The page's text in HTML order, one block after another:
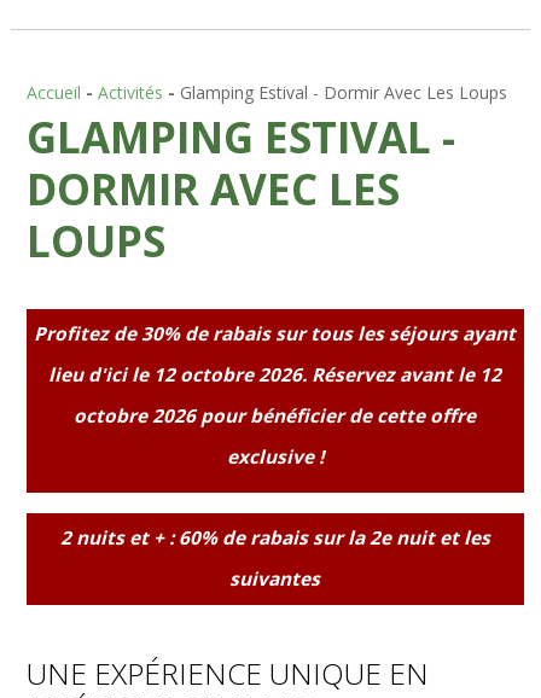
Accueil - Activités - Glamping Estival - Dormir Avec Les Loups
GLAMPING ESTIVAL -
DORMIR AVEC LES
LOUPS
Profitez de 30% de rabais sur tous les séjours ayant
lieu d'ici le 12 octobre 2026. Réservez avant le 12
octobre 2026 pour bénéficier de cette offre
exclusive !
2 nuits et + : 60% de rabais sur la 2e nuit et les
suivantes
UNE EXPÉRIENCE UNIQUE EN